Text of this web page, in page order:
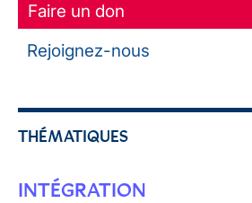
Faire un don
Rejoignez-nous
THÉMATIQUES
INTÉGRATION